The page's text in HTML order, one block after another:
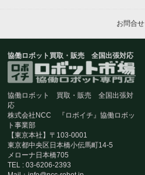
お問合せ
協働ロボット買取・販売 全国出張対応
協働ロボット 買取・販売 全国出張対
応
株式会社NCC 『ロボイチ』協働ロボッ
ト事業部
【東京本社】〒103-0001
東京都中央区日本橋小伝馬町14-5
メローナ日本橋705
TEL : 03-6206-2393